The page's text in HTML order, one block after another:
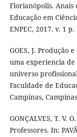
Florianópolis. Anais
Educação em
ENPEC, 2017. v. 1 p.
GOES, J. Produção
uma experiencia
universo
Faculdade de
Campinas,
GONÇALVES, T. V.
Professores. In: